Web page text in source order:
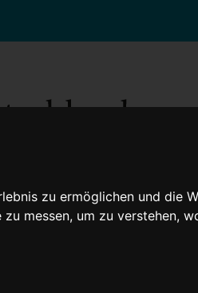
zu ermöglichen und die
messen, um zu verstehen,